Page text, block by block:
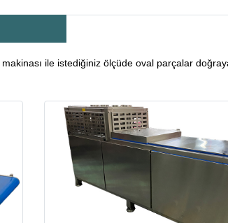
ile istediğiniz ölçüde oval parçalar